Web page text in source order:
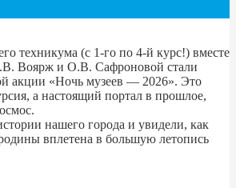
техникума (с 1-го по 4-й курс!) вместе
Воярж и О.В. Сафроновой стали
акции «Ночь музеев — 2026». Это
а настоящий портал в прошлое,
нашего города и увидели, как
вплетена в большую летопись